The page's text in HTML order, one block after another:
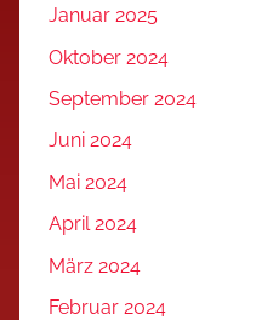
Januar 2025
Oktober 2024
September 2024
Juni 2024
Mai 2024
April 2024
März 2024
Februar 2024